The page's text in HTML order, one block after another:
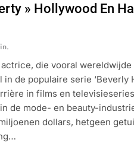
» Hollywood En
die vooral wereldwijde
de populaire serie ‘Beverly
in films en televisieseries
de mode- en beauty-
dollars, hetgeen